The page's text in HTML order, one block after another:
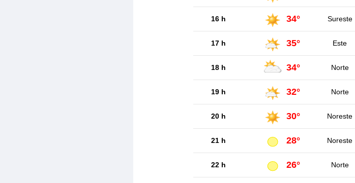
16 h 34° Sureste
17 h 35° Este
18 h 34° Norte
19 h 32° Norte
20 h 30° Noreste
21 h 28° Noreste
22 h 26° Norte